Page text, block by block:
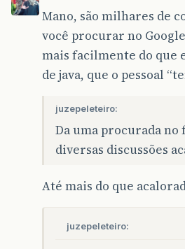
Mano, são milhares de
você procurar no
mais facilmente do
de java, que o pessoal
juzepeleteiro:
Da uma procurada
diversas discussões
Até mais do que
juzepeleteiro: